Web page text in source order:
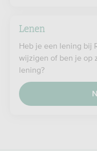
Lenen
Heb je een lening bij
wijzigen of ben je op
lening?